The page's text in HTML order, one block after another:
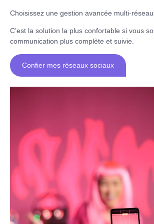
Choisissez une gestion avancée multi-
C’est la solution la plus confortable si vous
communication plus complète et suivie.
Confier mes réseaux sociaux